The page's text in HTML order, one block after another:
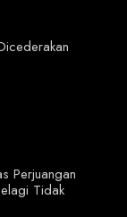
Perjuangan
Tidak